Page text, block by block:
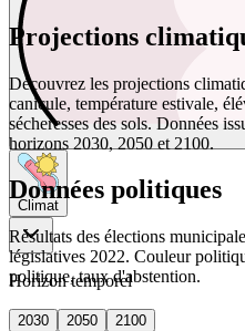
Climat
Horizon temporel
2030 2050
2100
Projections
Découvrez les projections
canicule, température estivale,
sécheresses des sols. Données
horizons 2030, 2050 et 2100.
Données politiques
Résultats des élections
législatives 2022. Couleur
politique, taux d'abstention.